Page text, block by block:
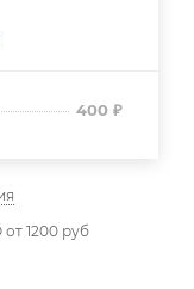
400 ₽
1200 руб